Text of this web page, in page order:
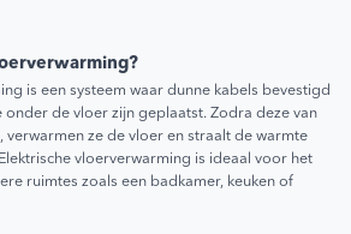
is een systeem waar dunne kabels bevestigd
de vloer zijn geplaatst. Zodra deze van
ze de vloer en straalt de warmte
vloerverwarming is ideaal voor het
ruimtes zoals een badkamer, keuken of